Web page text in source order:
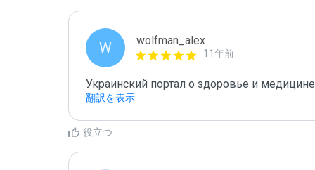
W wolfman_alex
11年前
Украинский портал о здоровье и
翻訳を表示
役立つ